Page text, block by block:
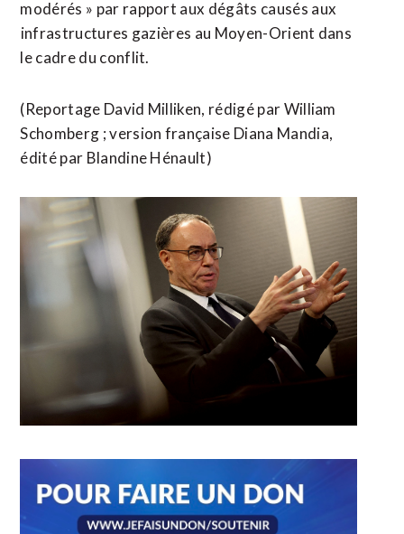
modérés » par rapport aux dégâts causés aux
⁠infrastructures gazières au Moyen-Orient dans
le cadre du conflit.
(Reportage David Milliken, rédigé par William ​
Schomberg ; version française Diana Mandia,
édité ​par Blandine Hénault)